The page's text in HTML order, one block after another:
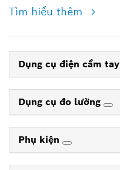
Tìm hiểu thêm
Dụng cụ điện cầm tay
Dụng cụ đo lường
Phụ kiện